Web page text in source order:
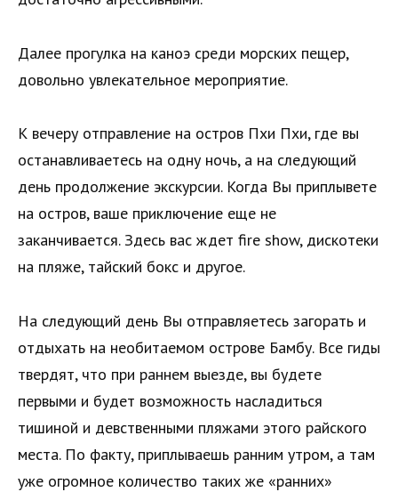
Далее прогулка на каноэ среди морских пещер,
довольно увлекательное мероприятие.
К вечеру отправление на остров Пхи Пхи, где вы
останавливаетесь на одну ночь, а на следующий
день продолжение экскурсии. Когда Вы приплывете
на остров, ваше приключение еще не
заканчивается. Здесь вас ждет fire show, дискотеки
на пляже, тайский бокс и другое.
На следующий день Вы отправляетесь загорать и
отдыхать на необитаемом острове Бамбу. Все гиды
твердят, что при раннем выезде, вы будете
первыми и будет возможность насладиться
тишиной и девственными пляжами этого райского
места. По факту, приплываешь ранним утром, а там
уже огромное количество таких же «ранних»